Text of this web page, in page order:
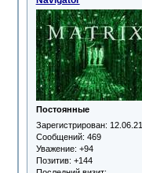
Постоянные
Зарегистрирован: 12.06.21
Сообщений: 469
Уважение: +94
Позитив: +144